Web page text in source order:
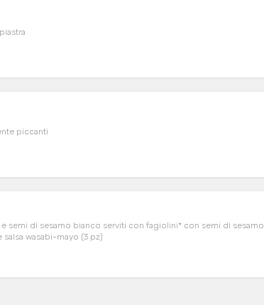
piccanti
semi di sesamo bianco serviti con fagiolini* con semi di sesamo
wasabi-mayo (3 pz)